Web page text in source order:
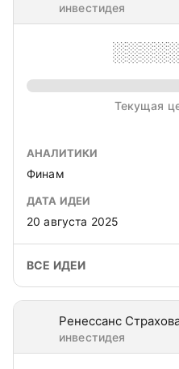
инвестидея
Текущая
АНАЛИТИКИ
Финам
ДАТА ИДЕИ
20 августа 2025
ВСЕ ИДЕИ
Ренессанс
инвестидея